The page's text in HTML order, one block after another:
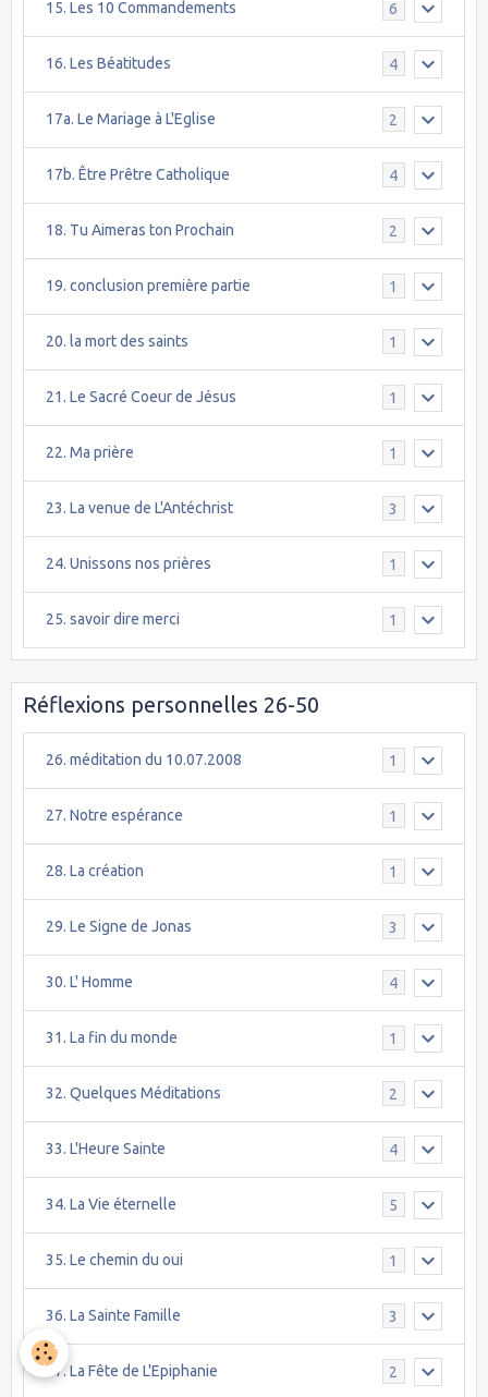
15. Les 10 Commandements 6
16. Les Béatitudes 4
17a. Le Mariage à L'Eglise 2
17b. Être Prêtre Catholique 4
18. Tu Aimeras ton Prochain 2
19. conclusion première partie 1
20. la mort des saints 1
21. Le Sacré Coeur de Jésus 1
22. Ma prière 1
23. La venue de L'Antéchrist 3
24. Unissons nos prières 1
25. savoir dire merci 1
Réflexions personnelles 26-50
26. méditation du 10.07.2008 1
27. Notre espérance 1
28. La création 1
29. Le Signe de Jonas 3
30. L' Homme 4
31. La fin du monde 1
32. Quelques Méditations 2
33. L'Heure Sainte 4
34. La Vie éternelle 5
35. Le chemin du oui 1
36. La Sainte Famille 3
37. La Fête de L'Epiphanie 2